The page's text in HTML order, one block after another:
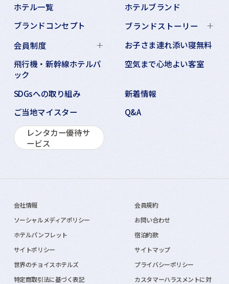
ホテル一覧
ホテルブランド
ブランドコンセプト
ブランドストーリー
会員制度
お子さま連れ添い寝無料
飛行機・新幹線ホテルパ
ック
空気まで心地よい客室
SDGsへの取り組み
新着情報
ご当地マイスター
Q&A
レンタカー優待サ
ービス
会社情報
会員規約
ソーシャルメディアポリシー
お問い合わせ
ホテルパンフレット
宿泊約款
サイトポリシー
サイトマップ
世界のチョイスホテルズ
プライバシーポリシー
特定商取引法に基づく表記
カスタマーハラスメントに対